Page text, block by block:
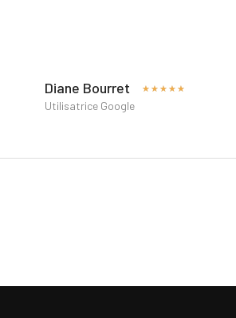
Diane Bourret ★ ★ ★ ★ ★
Utilisatrice Google